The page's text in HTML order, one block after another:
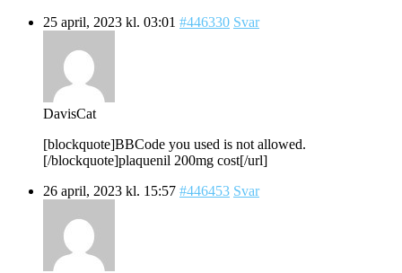
25 april, 2023 kl. 03:01 #446330 Svar
DavisCat
[blockquote]BBCode you used is not allowed.
[/blockquote]plaquenil 200mg cost[/url]
26 april, 2023 kl. 15:57 #446453 Svar